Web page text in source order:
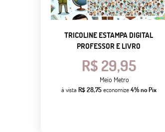
TRICOLINE ESTAMPA DIGITAL
PROFESSOR E LIVRO
R$ 29,95
Meio Metro
à vista R$ 28,75economize4% no Pix